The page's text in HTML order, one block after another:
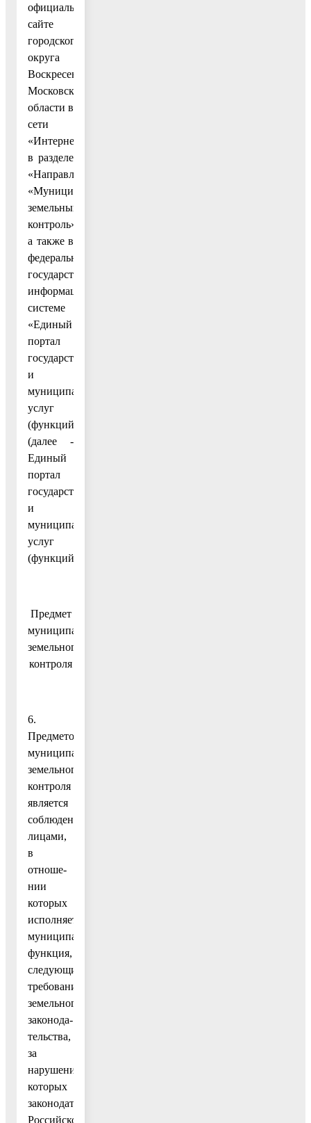
официальном
сайте
городского
округа
Воскресенск
Московской
области в
сети
«Интернет»
в разделе
«Направления»,
«Муниципальный
земельный
контроль»,
а также в
федеральной
государственной
информационной
системе
«Единый
портал
государственных
и
муниципальных
услуг
(функций)»
(далее -
Единый
портал
государственных
и
муниципальных
услуг
(функций)).
Предмет
муниципального
земельного
контроля
6.
Предметом
муниципального
земельного
контроля
является
соблюдение
лицами,
в
отноше-
нии
которых
исполняется
муниципальная
функция,
следующих
требований
земельного
законода-
тельства,
за
нарушение
которых
законодательством
Российской